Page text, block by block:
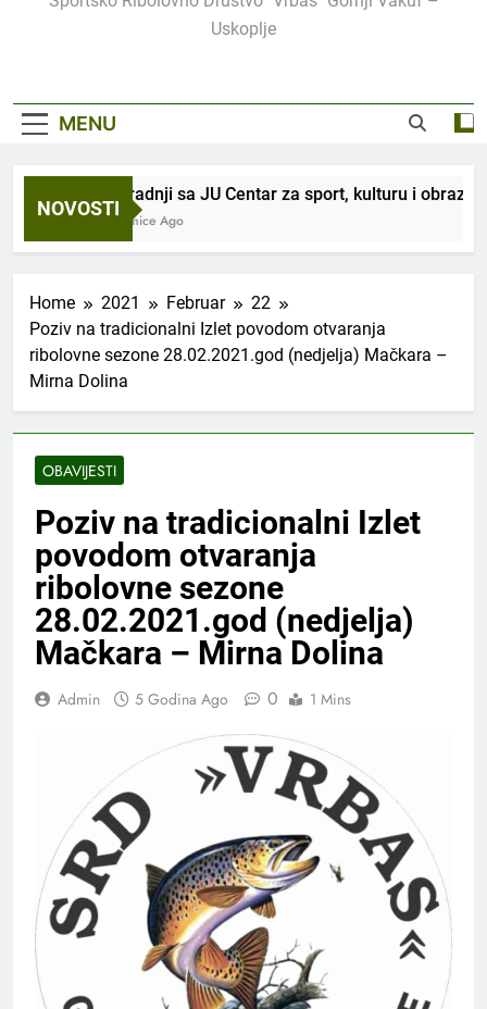
Uskoplje
MENU
NOVOSTI
U saradnji sa JU Centar za sport, kulturu i
2 Sedmice Ago
Home 2021 Februar
22
Poziv na tradicionalni Izlet povodom otvaranja
ribolovne sezone 28.02.2021.god (nedjelja) Mačkara –
Mirna Dolina
OBAVIJESTI
Poziv na tradicionalni Izlet
povodom otvaranja
ribolovne sezone
28.02.2021.god (nedjelja)
Mačkara – Mirna Dolina
Admin 5 Godina Ago 0 1 Mins